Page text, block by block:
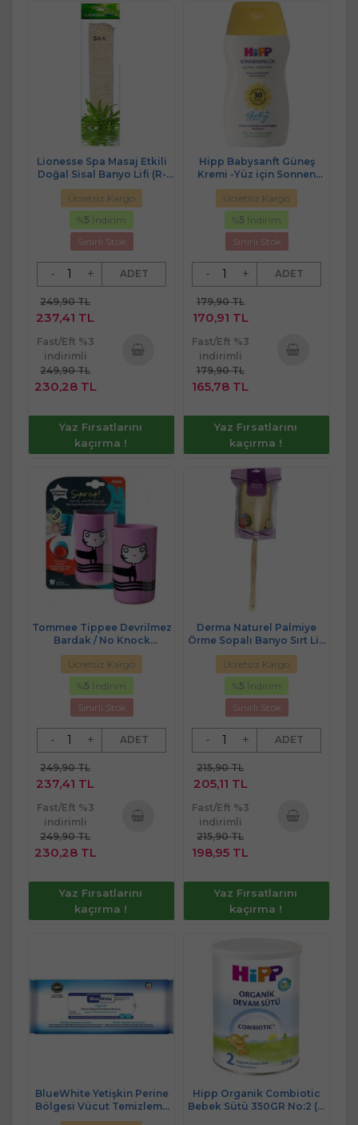
Lionesse Spa Masaj Etkili
Doğal Sisal Banyo Lifi (R-
435)
Ücretsiz Kargo
%5 İndirim
Sınırlı Stok
- + ADET
249,90 TL
237,41 TL
Fast/Eft %3
indirimli
249,90 TL
230,28 TL
Yaz Fırsatlarını
kaçırma !
Hipp Babysanft Güneş
Kremi -Yüz için Sonnen
Gesıchtscreme 30 Faktör
Ultra Sensıtıv 50ML
Ücretsiz Kargo
%5 İndirim
Sınırlı Stok
- + ADET
179,90 TL
170,91 TL
Fast/Eft %3
indirimli
179,90 TL
165,78 TL
Yaz Fırsatlarını
kaçırma !
Tommee Tippee Devrilmez
Bardak / No Knock
(Kod:44730875)
Ücretsiz Kargo
%5 İndirim
Sınırlı Stok
- + ADET
249,90 TL
237,41 TL
Fast/Eft %3
indirimli
249,90 TL
230,28 TL
Yaz Fırsatlarını
kaçırma !
Derma Naturel Palmiye
Örme Sopalı Banyo Sırt Lifi
(8*24CM) MS-09
Ücretsiz Kargo
%5 İndirim
Sınırlı Stok
- + ADET
215,90 TL
205,11 TL
Fast/Eft %3
indirimli
215,90 TL
198,95 TL
Yaz Fırsatlarını
kaçırma !
BlueWhite Yetişkin Perine
Bölgesi Vücut Temizleme
Mendil-Havlusu 50 Yaprak
Hipp Organik Combiotic
Bebek Sütü 350GR No:2 (6.